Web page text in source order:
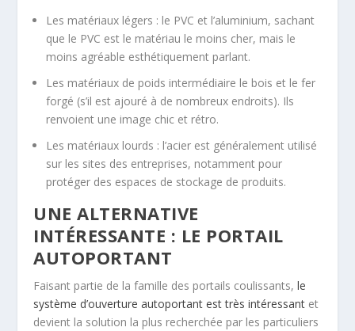
Les matériaux légers : le PVC et l’aluminium, sachant
que le PVC est le matériau le moins cher, mais le
moins agréable esthétiquement parlant.
Les matériaux de poids intermédiaire le bois et le fer
forgé (s’il est ajouré à de nombreux endroits). Ils
renvoient une image chic et rétro.
Les matériaux lourds : l’acier est généralement utilisé
sur les sites des entreprises, notamment pour
protéger des espaces de stockage de produits.
UNE ALTERNATIVE
INTÉRESSANTE : LE PORTAIL
AUTOPORTANT
Faisant partie de la famille des portails coulissants,le
système d’ouverture autoportant est très intéressant et
devient la solution la plus recherchée par les particuliers